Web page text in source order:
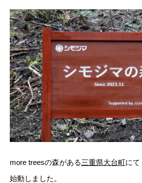
more treesの森がある三重県大台町にて
始動しました。